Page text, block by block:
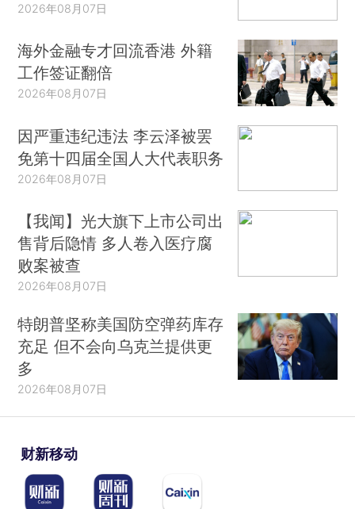
2026年08月07日
海外金融专才回流香港 外籍
工作签证翻倍
2026年08月07日
因严重违纪违法 李云泽被罢
免第十四届全国人大代表职务
2026年08月07日
【我闻】光大旗下上市公司出
售背后隐情 多人卷入医疗腐
败案被查
2026年08月07日
特朗普坚称美国防空弹药库存
充足 但不会向乌克兰提供更
多
2026年08月07日
财新移动